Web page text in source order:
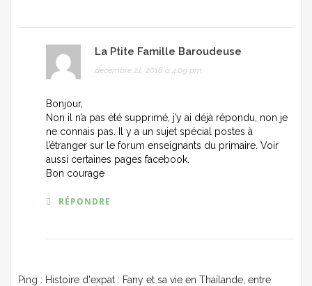
La Ptite Famille Baroudeuse
décembre 21, 2018 à 4:09 pm
Bonjour,
Non il n’a pas été supprimé, j’y ai déjà répondu, non je
ne connais pas. Il y a un sujet spécial postes à
l’étranger sur le forum enseignants du primaire. Voir
aussi certaines pages facebook.
Bon courage
RÉPONDRE
Ping : Histoire d'expat : Fany et sa vie en Thaïlande, entre